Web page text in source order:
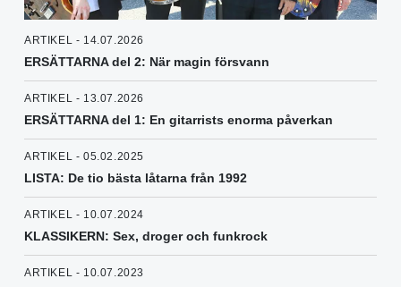
ARTIKEL - 14.07.2026
ERSÄTTARNA del 2: När magin försvann
ARTIKEL - 13.07.2026
ERSÄTTARNA del 1: En gitarrists enorma påverkan
ARTIKEL - 05.02.2025
LISTA: De tio bästa låtarna från 1992
ARTIKEL - 10.07.2024
KLASSIKERN: Sex, droger och funkrock
ARTIKEL - 10.07.2023